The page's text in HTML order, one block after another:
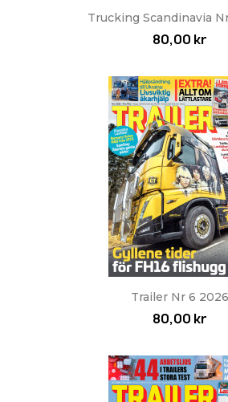
Trucking Scandinavia
80,00 kr
Trailer Nr 6 2026
80,00 kr